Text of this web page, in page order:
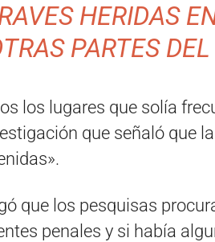
HERIDAS
PARTES DEL
los lugares que solía
que señaló que
que los pesquisas
penales y si había